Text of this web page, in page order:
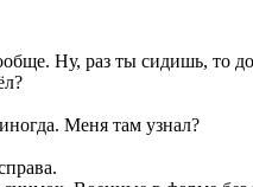
Ну, раз ты сидишь, то
Меня там узнал?